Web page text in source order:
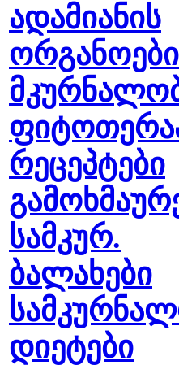
ადამიანის
ორგანოები
რეცეპტები
სამკურ.
ბალახები
დიეტები